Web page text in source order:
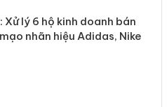
Xử lý 6 hộ kinh doanh bán
nhãn hiệu Adidas, Nike